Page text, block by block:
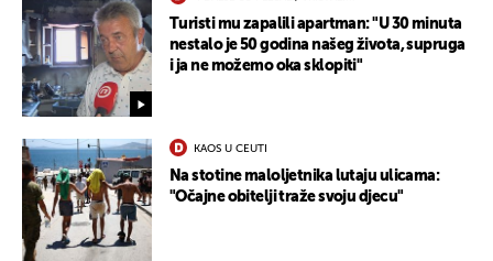
Turisti mu zapalili apartman: "U 30 minuta
nestalo je 50 godina našeg života, supruga
i ja ne možemo oka sklopiti"
KAOS U CEUTI
Na stotine maloljetnika lutaju ulicama:
"Očajne obitelji traže svoju djecu"